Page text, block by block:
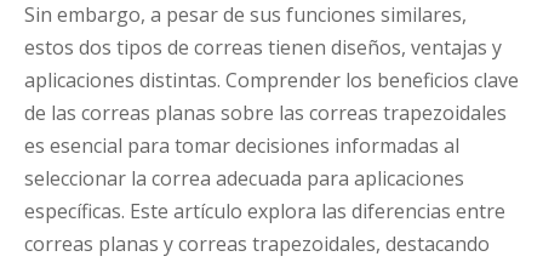
Sin embargo, a pesar de sus funciones similares,
estos dos tipos de correas tienen diseños, ventajas y
aplicaciones distintas. Comprender los beneficios clave
de las correas planas sobre las correas trapezoidales
es esencial para tomar decisiones informadas al
seleccionar la correa adecuada para aplicaciones
específicas. Este artículo explora las diferencias entre
correas planas y correas trapezoidales, destacando